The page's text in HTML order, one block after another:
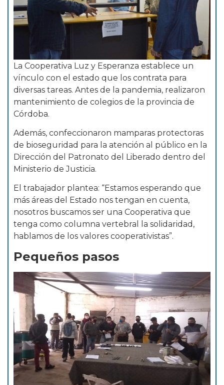
La Cooperativa Luz y Esperanza establece un
vínculo con el estado que los contrata para
diversas tareas. Antes de la pandemia, realizaron
mantenimiento de colegios de la provincia de
Córdoba.
Además, confeccionaron mamparas protectoras
de bioseguridad para la atención al público en la
Dirección del Patronato del Liberado dentro del
Ministerio de Justicia.
El trabajador plantea: “Estamos esperando que
más áreas del Estado nos tengan en cuenta,
nosotros buscamos ser una Cooperativa que
tenga como columna vertebral la solidaridad,
hablamos de los valores cooperativistas”.
Pequeños pasos